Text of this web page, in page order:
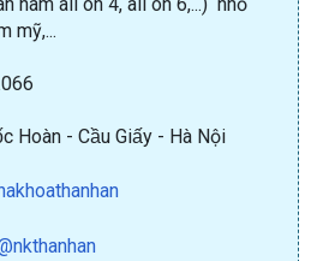
mỹ,...
Hoàn - Cầu Giấy - Hà Nội